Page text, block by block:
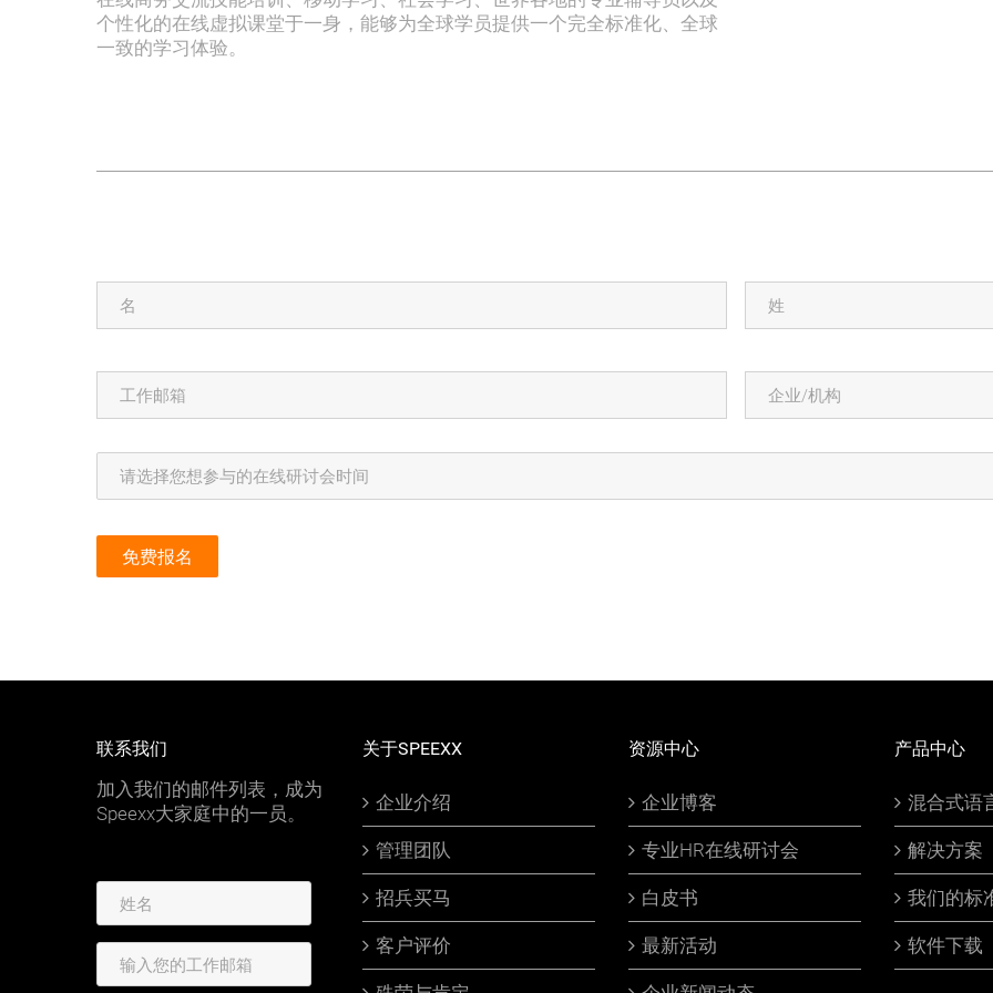
个性化的在线虚拟课堂于一身，能够为全球学员提供一个完全标准化、全球
一致的学习体验。
名
姓
工
邮
箱
企
业/
机
构
Session *
联系我们
加入我们的邮件列表，成为
Speexx大家庭中的一员。
关于SPEEXX
企业介绍
管理团队
招兵买马
客户评价
资源中心
企业博客
专业HR在线研讨会
白皮书
最新活动
产品中心
混合式语
解决方案
我们的标
软件下载